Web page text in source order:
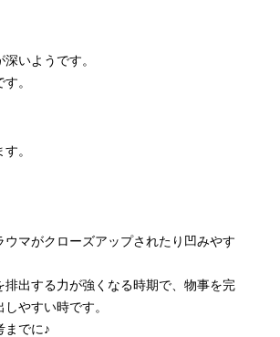
深いようです。
。
。
マがクローズアップされたり凹みやす
出する力が強くなる時期で、 物事を完
やすい時です。
までに♪